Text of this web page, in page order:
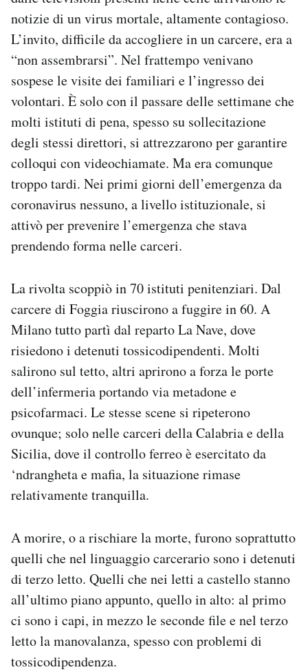
notizie di un virus mortale, altamente contagioso.
L’invito, difficile da accogliere in un carcere, era a
“non assembrarsi”. Nel frattempo venivano
sospese le visite dei familiari e l’ingresso dei
volontari. È solo con il passare delle settimane che
molti istituti di pena, spesso su sollecitazione
degli stessi direttori, si attrezzarono per garantire
colloqui con videochiamate. Ma era comunque
troppo tardi. Nei primi giorni dell’emergenza da
coronavirus nessuno, a livello istituzionale, si
attivò per prevenire l’emergenza che stava
prendendo forma nelle carceri.
La rivolta scoppiò in 70 istituti penitenziari. Dal
carcere di Foggia riuscirono a fuggire in 60. A
Milano tutto partì dal reparto La Nave, dove
risiedono i detenuti tossicodipendenti. Molti
salirono sul tetto, altri aprirono a forza le porte
dell’infermeria portando via metadone e
psicofarmaci. Le stesse scene si ripeterono
ovunque; solo nelle carceri della Calabria e della
Sicilia, dove il controllo ferreo è esercitato da
‘ndrangheta e mafia, la situazione rimase
relativamente tranquilla.
A morire, o a rischiare la morte, furono soprattutto
quelli che nel linguaggio carcerario sono i detenuti
di terzo letto. Quelli che nei letti a castello stanno
all’ultimo piano appunto, quello in alto: al primo
ci sono i capi, in mezzo le seconde file e nel terzo
letto la manovalanza, spesso con problemi di
tossicodipendenza.